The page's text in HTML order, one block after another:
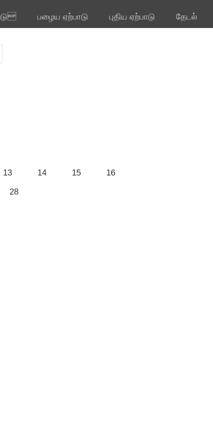
பழைய ஏற்பாடு புதிய ஏற்பாடு தேடல்
13 14 15
16
28